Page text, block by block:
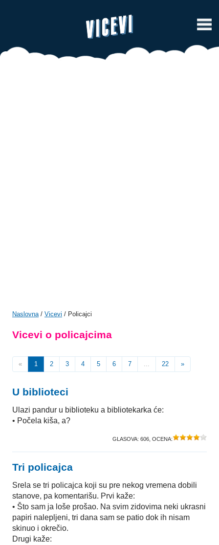
Naslovna/ Vicevi / Policajci
Vicevi o policajcima
« 1 2 3 4 5 6 7 ... 22 »
U biblioteci
Ulazi pandur u biblioteku a bibliotekarka će:
• Počela kiša, a?
GLASOVA: 606 , OCENA:
Tri policajca
Srela se tri policajca koji su pre nekog vremena dobili
stanove, pa komentarišu. Prvi kaže:
• Što sam ja loše prošao. Na svim zidovima neki ukrasni
papiri nalepljeni, tri dana sam se patio dok ih nisam
skinuo i okrečio.
Drugi kaže: